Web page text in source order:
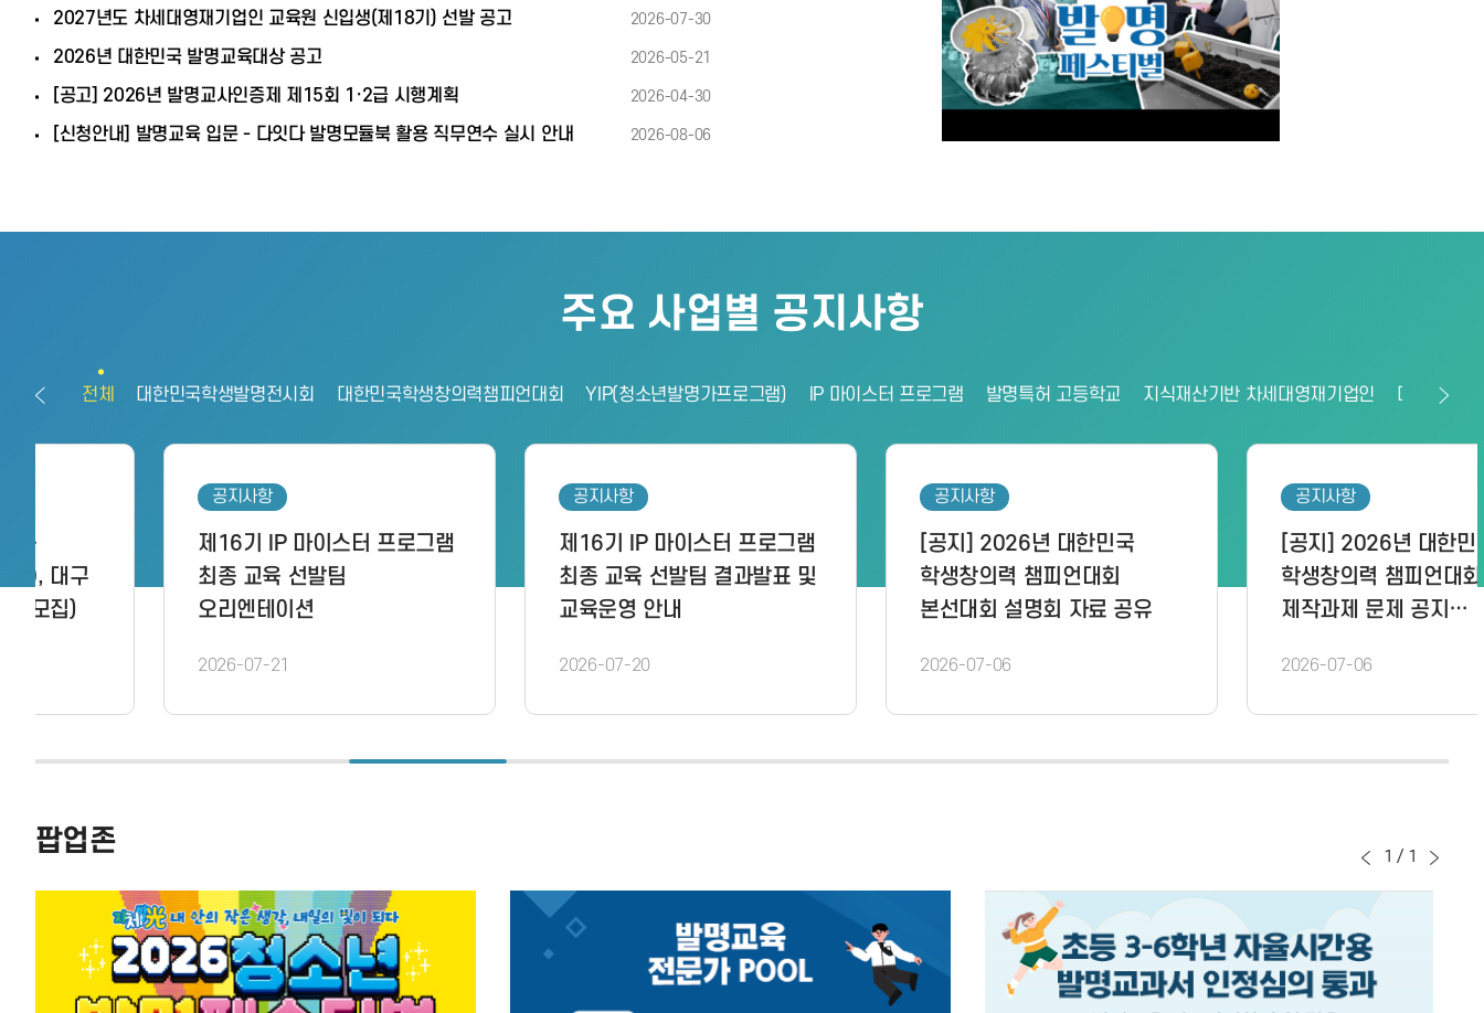
2027년도 차세대영재기업인 교육원 신입생(제18기) 선발 공고 2026-07-30
2026년 대한민국 발명교육대상 공고 2026-05-21
[공고] 2026년 발명교사인증제 제15회 1·2급 시행계획 2026-04-30
[신청안내] 발명교육 입문 - 다잇다 발명모듈북 활용 직무연수 실시 안내 2026-08-06
주요 사업별 공지사항
전체 대한민국학생발명전시회 대한민국학생창의력챔피언대회 YIP(청소년발명가프로그램) IP 마이스터 프로그램 발명특허 고등학교 지식재산기반 차세대영재기업인 대한민국발
제16기 IP 마이스터 프로그램
최종 교육 선발팀 결과발표 및
교육운영 안내
[공지] 2026년 대한민국
학생창의력 챔피언대회
본선대회 설명회 자료 공유
[공지] 2026년 대한민국
학생창의력 챔피언대회
제작과제 문제 공지
[공지] 2026년 대한민국
학생창의력 챔피언대회
본선대회 경연시간표 안내
팝업존 1 / 1